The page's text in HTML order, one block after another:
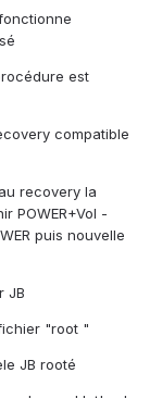
est
compatible
recovery la
POWER+Vol -
puis nouvelle
JB
"root "
JB rooté